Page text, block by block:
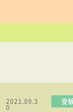
2021.09.3
0
受